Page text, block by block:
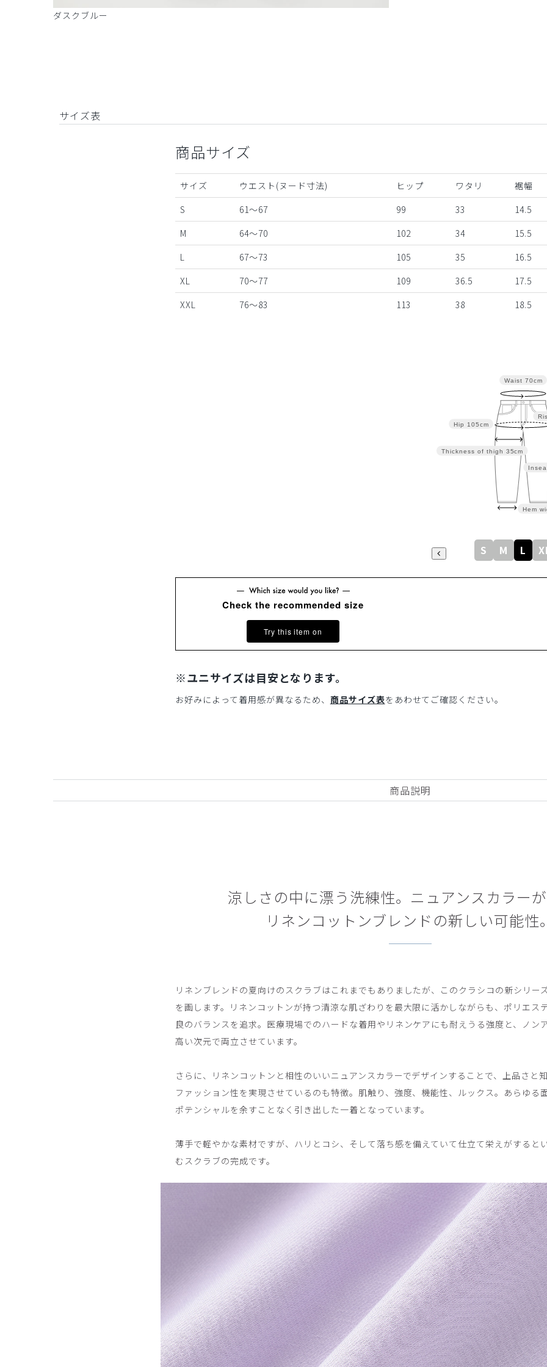
ダスクブルー
サイズ表
商品サイズ
サイズ ウエスト(ヌード寸法) ヒップ ワタリ 裾幅
S
61～67 99 33 14.5
M
64～70 102 34 15.5
L
67～73 105 35 16.5
XL
70～77 109 36.5 17.5
XXL
76～83 113 38 18.5
Hem
Thickness of thigh 35cm
Hip 105cm
Waist 70cm
S M L
Check the recommended size
Try this item on
※ユニサイズは目安となります。
お好みによって着用感が異なるため、 商品サイズ表をあわせてご確認ください。
商品説明
涼しさの中に漂う洗練性。ニュアンスカラーが
リネンコットンブレンドの新しい可能性。
リネンブレンドの夏向けのスクラブはこれまでもありましたが、このクラシコの新シリー
を画します。リネンコットンが持つ清涼な肌ざわりを最大限に活かしながらも、ポリエス
良のバランスを追求。医療現場でのハードな着用やリネンケアにも耐えうる強度と、ノン
高い次元で両立させています。
さらに、リネンコットンと相性のいいニュアンスカラーでデザインすることで、上品さと
ファッション性を実現させているのも特徴。肌触り、強度、機能性、ルックス。あらゆる
ポテンシャルを余すことなく引き出した一着となっています。
薄手で軽やかな素材ですが、ハリとコシ、そして落ち感を備えていて仕立て栄えがすると
むスクラブの完成です。